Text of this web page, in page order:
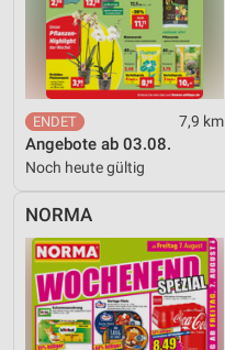
7,9 km
Angebote ab 03.08.
Noch heute gültig
NORMA